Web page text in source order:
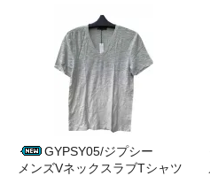
GYPSY05/ジプシー
メンズVネックスラブTシャツ